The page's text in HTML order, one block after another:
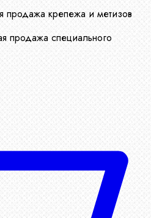
продажа крепежа и метизов
продажа специального